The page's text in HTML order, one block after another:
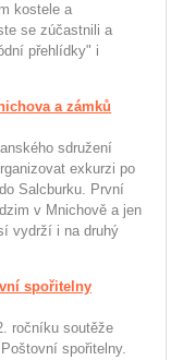
kostele a
se zúčastnili a
přehlídky" i
a zámků
sdružení
exkurzi po
Salcburku. První
v Mnichově a jen
vydrží i na druhý
spořitelny
ročníku soutěže
spořitelny.